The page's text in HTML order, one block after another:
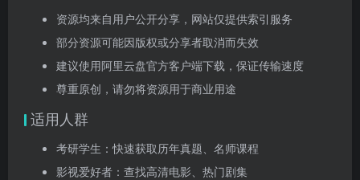
资源均来自用户公开分享，网站仅提供索引服务
部分资源可能因版权或分享者取消而失效
建议使用阿里云盘官方客户端下载，保证传输速度
尊重原创，请勿将资源用于商业用途
适用人群
考研学生：快速获取历年真题、名师课程
影视爱好者：查找高清电影、热门剧集